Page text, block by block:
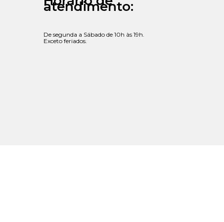
atendimento:
De segunda a Sábado de 10h às 19h.
Exceto feriados.